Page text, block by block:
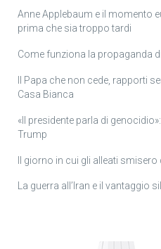
Anne Applebaum e il momento
prima che sia troppo tardi
Come funziona la propaganda
Il Papa che non cede, rapporti
Casa Bianca
«Il presidente parla di
Trump
Il giorno in cui gli alleati smisero
La guerra all’Iran e il vantaggio